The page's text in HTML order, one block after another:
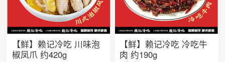
【鲜】赖记冷吃 川味泡
椒凤爪 约420g
【鲜】赖记冷吃 冷吃牛
肉 约190g